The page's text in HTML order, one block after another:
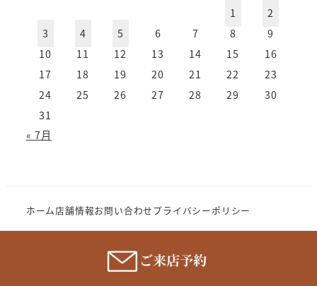
1
2
3
4 5 6 7 8
9
10
11 12 13 14 15
16
17
18 19 20 21 22
23
24
25 26 27 28 29
30
31
« 7月
ホーム店舗情報お問い合わせプライバシーポリシー
Copyright (c) 2023 MeganenoImahori.All rights